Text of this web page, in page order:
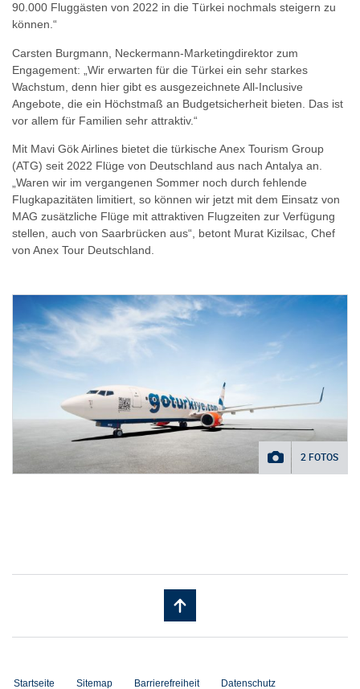
90.000 Fluggästen von 2022 in die Türkei nochmals steigern zu
können.“
Carsten Burgmann, Neckermann-Marketingdirektor zum
Engagement: „Wir erwarten für die Türkei ein sehr starkes
Wachstum, denn hier gibt es ausgezeichnete All-Inclusive
Angebote, die ein Höchstmaß an Budgetsicherheit bieten. Das ist
vor allem für Familien sehr attraktiv.“
Mit Mavi Gök Airlines bietet die türkische Anex Tourism Group
(ATG) seit 2022 Flüge von Deutschland aus nach Antalya an.
„Waren wir im vergangenen Sommer noch durch fehlende
Flugkapazitäten limitiert, so können wir jetzt mit dem Einsatz von
MAG zusätzliche Flüge mit attraktiven Flugzeiten zur Verfügung
stellen, auch von Saarbrücken aus“, betont Murat Kizilsac, Chef
von Anex Tour Deutschland.
2 FOTOS
Startseite Sitemap Barrierefreiheit Datenschutz